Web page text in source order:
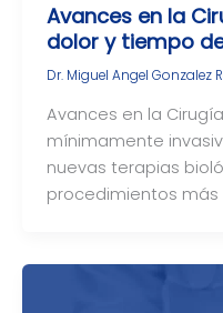
Avances en la
dolor y tiempo
Dr. Miguel Angel Gonzalez
Avances en la
mínimamente
nuevas terapias
procedimientos más